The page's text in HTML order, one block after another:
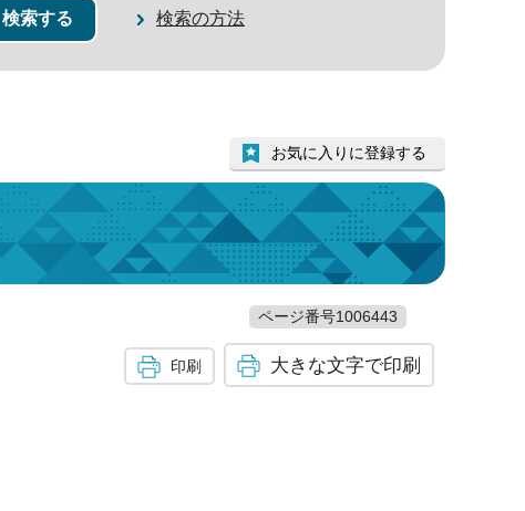
検索の方法
お気に入りに登録する
ページ番号1006443
印刷 大きな文字で印刷